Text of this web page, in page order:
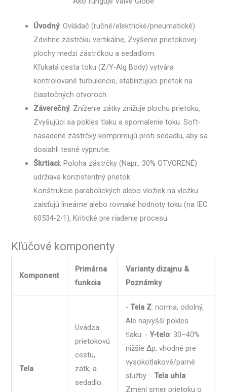
Úvodný: Ovládač (ručné/elektrické/pneumatické)
Zdvihne zástrčku vertikálne, Zvýšenie prietokovej
plochy medzi zástrčkou a sedadlom.
Kľukatá cesta toku (Z/Y-Alg Body) vytvára
kontrolované turbulencie, stabilizujúci prietok na
čiastočných otvoroch.
Záverečný: Zníženie zátky znižuje plochu prietoku,
Zvyšujúci sa pokles tlaku a spomalenie toku. Soft-
nasadené zástrčky komprimujú proti sedadlu, aby sa
dosiahli tesné vypnutie.
Škrtiaci: Poloha zástrčky (Napr., 30% OTVORENÉ)
udržiava konzistentný prietok.
Konštrukcie parabolických alebo vložiek na vložku
zaisťujú lineárne alebo rovnaké hodnoty toku (na IEC
60534-2-1), Kritické pre riadenie procesu.
Kľúčové komponenty
Komponent
Primárna
funkcia
Varianty dizajnu &
Poznámky
Tela
Uvádza
prietokovú
cestu,
zátk, a
sedadlo;
-Tela Z: norma, odolný,
Ale najvyšší pokles
tlaku. -Y-telo: 30–40%
nižšie Δp, vhodné pre
vysokotlakové/parné
služby. -Tela uhla:
Zmení smer prietoku o